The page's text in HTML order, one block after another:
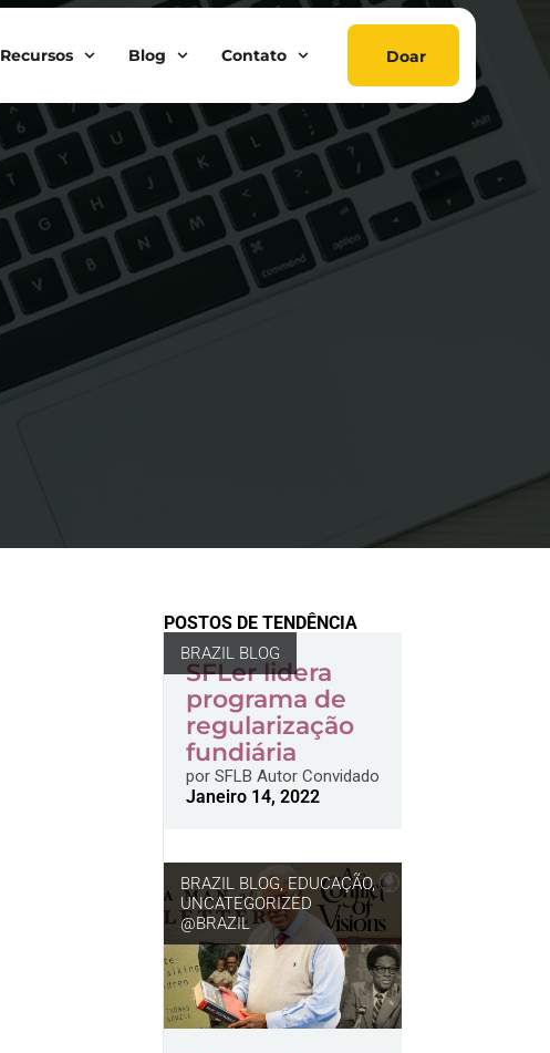
Recursos Blog Contato Doar
POSTOS DE TENDÊNCIA
BRAZIL BLOG
SFLer lidera
programa de
regularização
fundiária
porSFLB Autor Convidado
Janeiro 14, 2022
BRAZIL BLOG,EDUCAÇÃO,
UNCATEGORIZED
@BRAZIL